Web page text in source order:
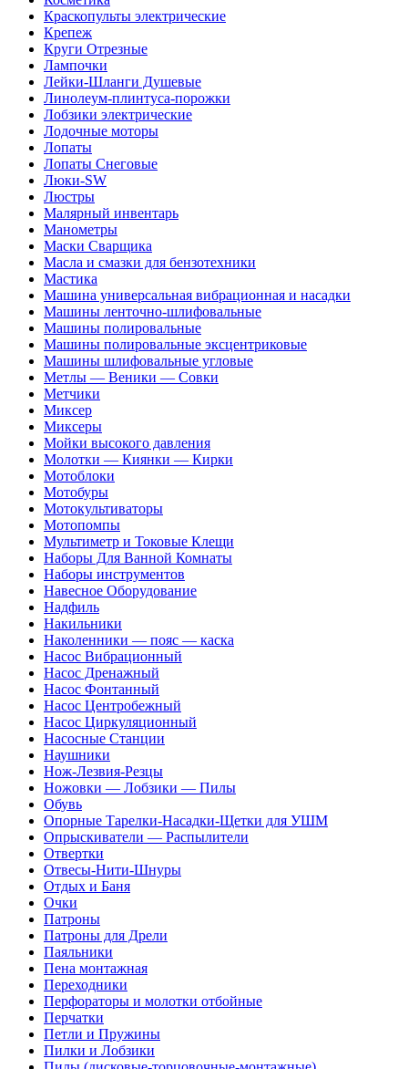
Краскопульты электрические
Крепеж
Круги Отрезные
Лампочки
Лейки-Шланги Душевые
Линолеум-плинтуса-порожки
Лобзики электрические
Лодочные моторы
Лопаты
Лопаты Снеговые
Люки-SW
Люстры
Малярный инвентарь
Манометры
Маски Сварщика
Масла и смазки для бензотехники
Мастика
Машина универсальная вибрационная и насадки
Машины ленточно-шлифовальные
Машины полировальные
Машины полировальные эксцентриковые
Машины шлифовальные угловые
Метлы — Веники — Совки
Метчики
Миксер
Миксеры
Мойки высокого давления
Молотки — Киянки — Кирки
Мотоблоки
Мотобуры
Мотокультиваторы
Мотопомпы
Мультиметр и Токовые Клещи
Наборы Для Ванной Комнаты
Наборы инструментов
Навесное Оборудование
Надфиль
Накильники
Наколенники — пояс — каска
Насос Вибрационный
Насос Дренажный
Насос Фонтанный
Насос Центробежный
Насос Циркуляционный
Насосные Станции
Наушники
Нож-Лезвия-Резцы
Ножовки — Лобзики — Пилы
Обувь
Опорные Тарелки-Насадки-Щетки для УШМ
Опрыскиватели — Распылители
Отвертки
Отвесы-Нити-Шнуры
Отдых и Баня
Очки
Патроны
Патроны для Дрели
Паяльники
Пена монтажная
Переходники
Перфораторы и молотки отбойные
Перчатки
Петли и Пружины
Пилки и Лобзики